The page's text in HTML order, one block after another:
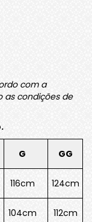
com a
as condições de
G GG
116cm 124cm
104cm 112cm